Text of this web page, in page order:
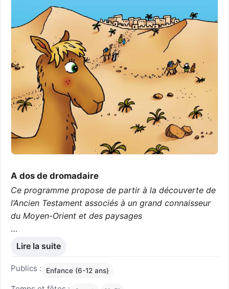
A dos de dromadaire
Ce programme propose de partir à la découverte de
l’Ancien Testament associés à un grand connaisseur
du Moyen-Orient et des paysages
…
Lire la suite
Publics : Enfance (6-12 ans)